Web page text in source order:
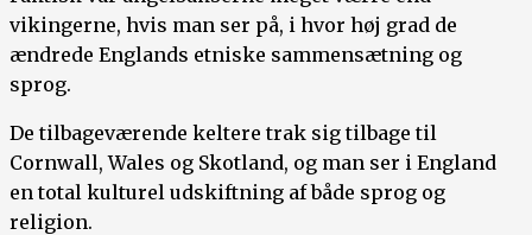
vikingerne, hvis man ser på, i hvor høj grad de
ændrede Englands etniske sammensætning og
sprog.
De tilbageværende keltere trak sig tilbage til
Cornwall, Wales og Skotland, og man ser i England
en total kulturel udskiftning af både sprog og
religion.